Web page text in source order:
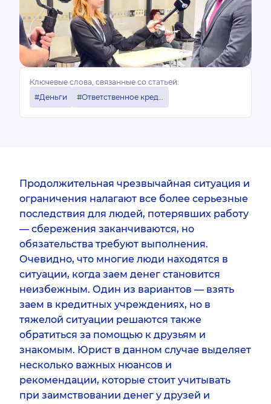
Ключевые слова, связанные со статьей:
#Деньги
#Ответственное кредитование
Продолжительная чрезвычайная ситуация и
ограничения налагают все более серьезные
последствия для людей, потерявших работу
— сбережения заканчиваются, но
обязательства требуют выполнения.
Очевидно, что многие люди находятся в
ситуации, когда заем денег становится
неизбежным. Один из вариантов — взять
заем в кредитных учреждениях, но в
тяжелой ситуации решаются также
обратиться за помощью к друзьям и
знакомым. Юрист в данном случае выделяет
несколько важных нюансов и
рекомендации, которые стоит учитывать
при заимствовании денег у друзей и